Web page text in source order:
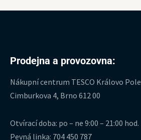
Prodejna a provozovna:
Nákupní centrum TESCO Královo Pole
Cimburkova 4, Brno 612 00
Otvírací doba: po – ne 9:00 – 21:00 hod.
Pevná linka: 704 450 787